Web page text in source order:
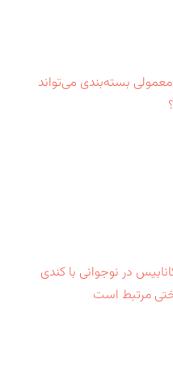
بسته‌بندی می‌تواند
در نوجوانی با کندی
مرتبط است